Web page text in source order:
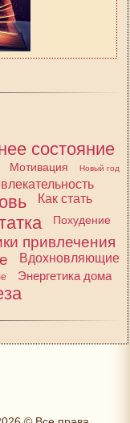
состояние
Мотивация Новый год
Как стать
Похудение
привлечения
Вдохновляющие
Энергетика дома